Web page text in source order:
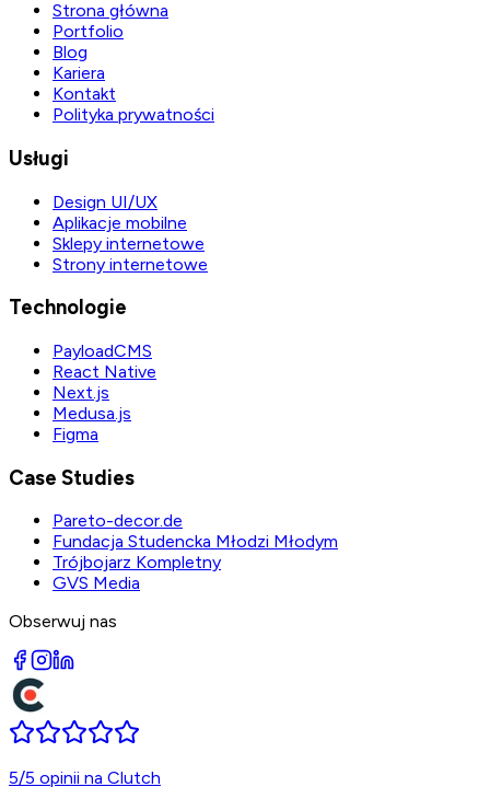
Strona główna
Portfolio
Blog
Kariera
Kontakt
Polityka prywatności
Usługi
Design UI/UX
Aplikacje mobilne
Sklepy internetowe
Strony internetowe
Technologie
PayloadCMS
React Native
Next.js
Medusa.js
Figma
Case Studies
Pareto-decor.de
Fundacja Studencka Młodzi Młodym
Trójbojarz Kompletny
GVS Media
Obserwuj nas
5/5 opinii na Clutch